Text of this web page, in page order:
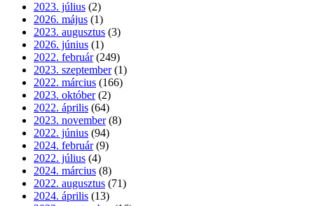
2023. július (2)
2026. május (1)
2023. augusztus (3)
2026. június (1)
2022. február (249)
2023. szeptember (1)
2022. március (166)
2023. október (2)
2022. április (64)
2023. november (8)
2022. június (94)
2024. február (9)
2022. július (4)
2024. március (8)
2022. augusztus (71)
2024. április (13)